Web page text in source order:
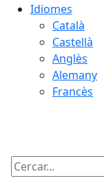
Idiomes
Català
Castellà
Anglès
Alemany
Francès
Cercar: